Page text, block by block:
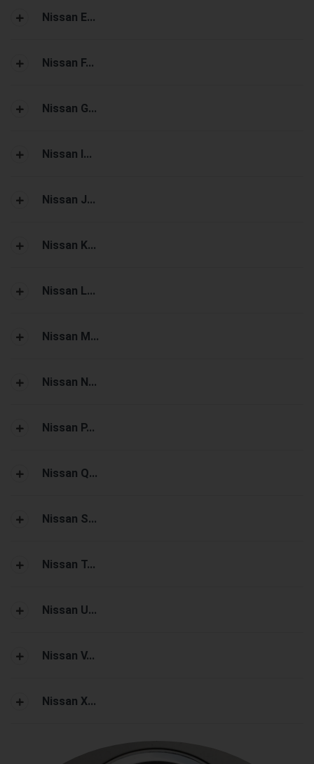
Nissan E...
Nissan F...
Nissan G...
Nissan I...
Nissan J...
Nissan K...
Nissan L...
Nissan M...
Nissan N...
Nissan P...
Nissan Q...
Nissan S...
Nissan T...
Nissan U...
Nissan V...
Nissan X...